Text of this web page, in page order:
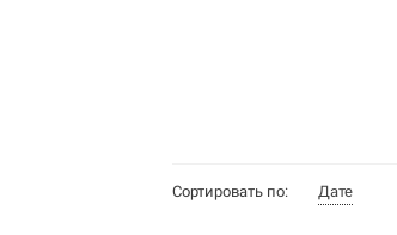
Сортировать по: Дате